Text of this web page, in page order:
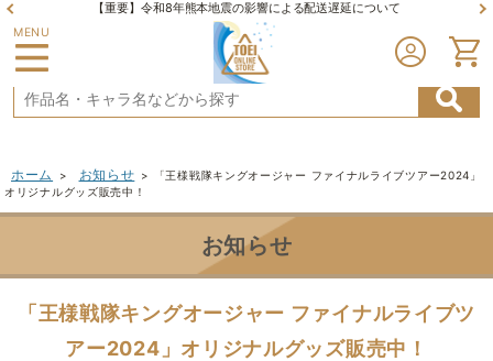
【重要】令和8年熊本地震の影響による配送遅延について
MENU
ホーム > お知らせ >
「王様戦隊キングオージャー ファイナルライブツアー2024」
オリジナルグッズ販売中！
お知らせ
「王様戦隊キングオージャー ファイナルライブツ
アー2024」オリジナルグッズ販売中！